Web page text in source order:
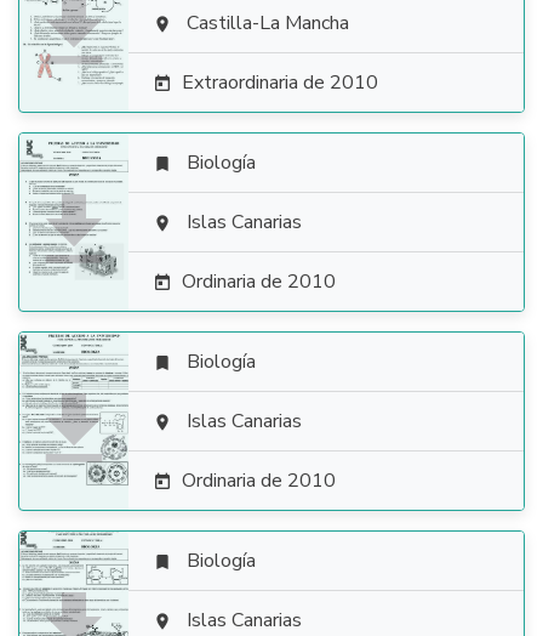
  Castilla-La Mancha
 Extraordinaria de 2010

 Biología
 Islas Canarias
 Ordinaria de 2010

 Biología
 Islas Canarias
 Ordinaria de 2010
 Biología
 Islas Canarias